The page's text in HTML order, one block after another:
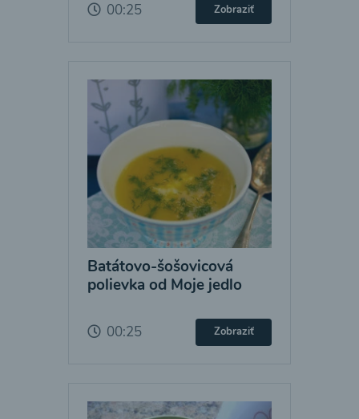
00:25 Zobraziť
Batátovo-šošovicová
polievka od Moje jedlo
00:25 Zobraziť